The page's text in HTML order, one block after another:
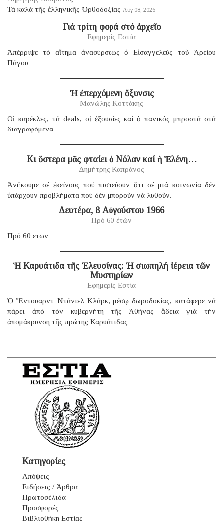
Τά καλά τῆς ἑλληνικῆς Ὀρθοδοξίας Αυγ 08, 2026
Γιά τρίτη φορά στό ἀρχεῖο
Εφημερίς Εστία
Ἀπέρριψε τό αἴτημα ἀνασύρσεως ὁ Εἰσαγγελεύς τοῦ Ἀρείου
Πάγου
Ἡ ἐπερχόμενη ὄξυνσις
Μανώλης Κοττάκης
Οἱ καρέκλες, τά deals, οἱ ἐξουσίες καί ὁ πανικός μπροστά στά
διαγραφόμενα
Κι ὕστερα μᾶς φταίει ὁ Νόλαν καί ἡ Ἑλένη…
Δημήτρης Καπράνος
Ἀνήκουμε σέ ἐκείνους πού πιστεύουν ὅτι σέ μιά κοινωνία δέν
ὑπάρχουν προβλήματα πού δέν μποροῦν νά λυθοῦν.
Δευτέρα, 8 Αὐγούστου 1966
Πρό 60 ἐτῶν
Πρό 60 ετων
Ἡ Καρυάτιδα τῆς Ἐλευσίνας: Ἡ σιωπηλή ἱέρεια τῶν
Μυστηρίων
Εφημερίς Εστία
Ὁ Ἔντουαρντ Ντάνιελ Κλάρκ, μέσῳ δωροδοκίας, κατάφερε νά
πάρει ἀπό τόν κυβερνήτη τῆς Ἀθήνας ἄδεια γιά τήν
ἀπομάκρυνση τῆς πρώτης Καρυάτιδας
Κατηγορίες
Απόψεις
Ειδήσεις / Άρθρα
Πρωτοσέλιδα
Προσφορές
Βιβλιοθήκη Εστίας